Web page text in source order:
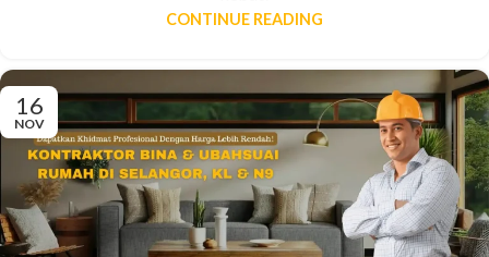
CONTINUE READING
16
NOV